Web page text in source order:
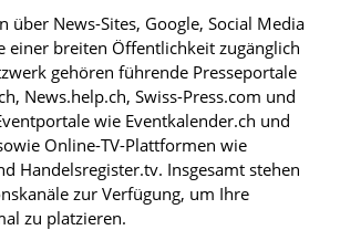
über News-Sites, Google, Social Media
einer breiten Öffentlichkeit zugänglich
gehören führende Presseportale
News.help.ch, Swiss-Press.com und
wie Eventkalender.ch und
Online-TV-Plattformen wie
Handelsregister.tv. Insgesamt stehen
zur Verfügung, um Ihre
zu platzieren.